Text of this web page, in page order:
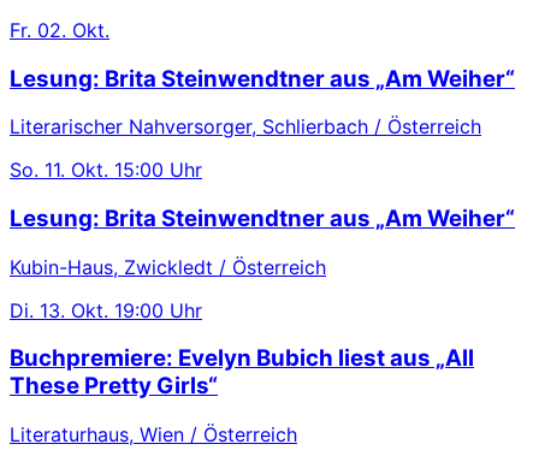
Fr. 02. Okt.
Lesung: Brita Steinwendtner aus „Am Weiher“
Literarischer Nahversorger, Schlierbach / Österreich
So. 11. Okt. 15:00 Uhr
Lesung: Brita Steinwendtner aus „Am Weiher“
Kubin-Haus, Zwickledt / Österreich
Di. 13. Okt. 19:00 Uhr
Buchpremiere: Evelyn Bubich liest aus „All
These Pretty Girls“
Literaturhaus, Wien / Österreich